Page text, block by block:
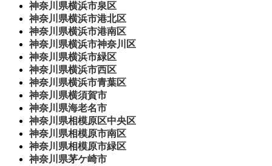
神奈川県横浜市泉区
神奈川県横浜市港北区
神奈川県横浜市港南区
神奈川県横浜市神奈川区
神奈川県横浜市緑区
神奈川県横浜市西区
神奈川県横浜市青葉区
神奈川県横須賀市
神奈川県海老名市
神奈川県相模原区中央区
神奈川県相模原市南区
神奈川県相模原市緑区
神奈川県茅ケ崎市